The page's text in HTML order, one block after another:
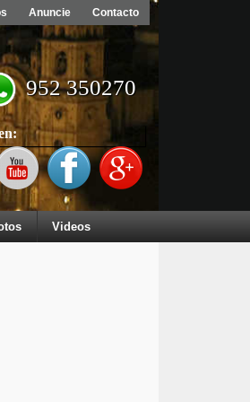
Anuncie Contacto
952 350270
Videos